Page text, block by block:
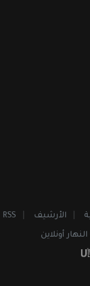
الأرشيف RSS